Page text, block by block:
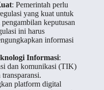
: Pemerintah perlu
yang kuat untuk
keputusan
ini harus
informasi
Informasi:
dan komunikasi (TIK)
platform digital